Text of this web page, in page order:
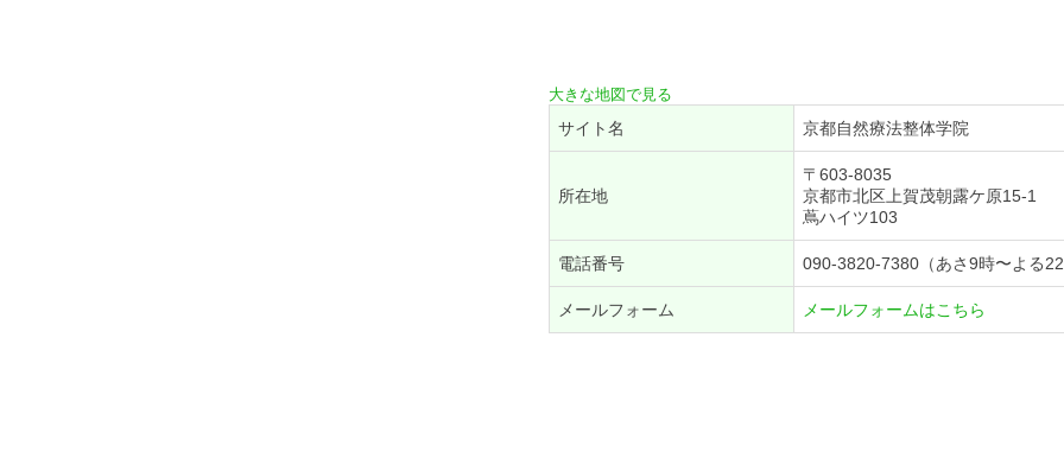
大きな地図で見る
サイト名 京都自然療法整体学院
所在地
〒603-8035
京都市北区上賀茂朝露ケ原15-1
蔦ハイツ103
電話番号 090-3820-7380（あさ9時〜よる
メールフォーム メールフォームはこちら